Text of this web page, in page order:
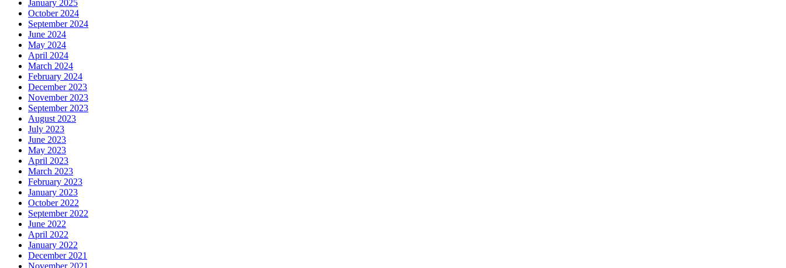
January 2025
October 2024
September 2024
June 2024
May 2024
April 2024
March 2024
February 2024
December 2023
November 2023
September 2023
August 2023
July 2023
June 2023
May 2023
April 2023
March 2023
February 2023
January 2023
October 2022
September 2022
June 2022
April 2022
January 2022
December 2021
November 2021